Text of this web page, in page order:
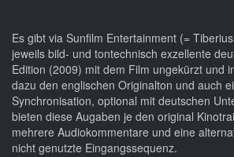
Es gibt via Sunfilm Entertainment (=
jeweils bild- und tontechnisch exzellente
Edition (2009) mit dem Film ungekürzt und
dazu den englischen Originalton und auch
Synchronisation, optional mit deutschen
bieten diese Augaben je den original
mehrere Audiokommentare und eine
nicht genutzte Eingangssequenz.